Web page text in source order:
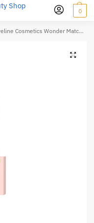
0
Cosmetics Wonder Match Lumi 15 Natural – Corector iluminator 6.8 ml